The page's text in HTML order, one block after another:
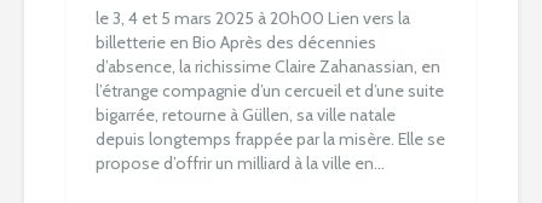
le 3, 4 et 5 mars 2025 à 20h00 Lien vers la
billetterie en Bio Après des décennies
d’absence, la richissime Claire Zahanassian, en
l’étrange compagnie d’un cercueil et d’une suite
bigarrée, retourne à Güllen, sa ville natale
depuis longtemps frappée par la misère. Elle se
propose d’offrir un milliard à la ville en...